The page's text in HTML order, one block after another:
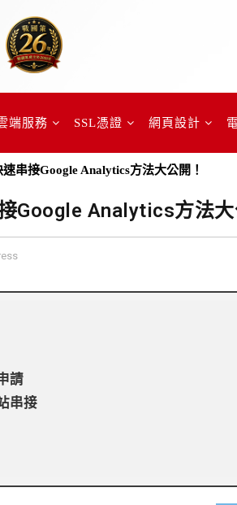
端服務 SSL憑證 網頁設計
串接Google Analytics方法大公開！
Google Analytics方法大
請
串接